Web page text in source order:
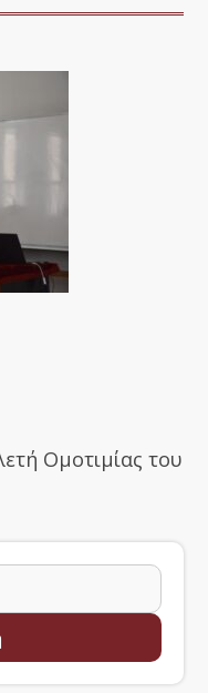
Ομοτιμίας του